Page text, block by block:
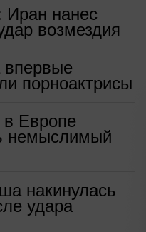
нанес
возмездия
порноактрисы
Европе
немыслимый
накинулась
удара